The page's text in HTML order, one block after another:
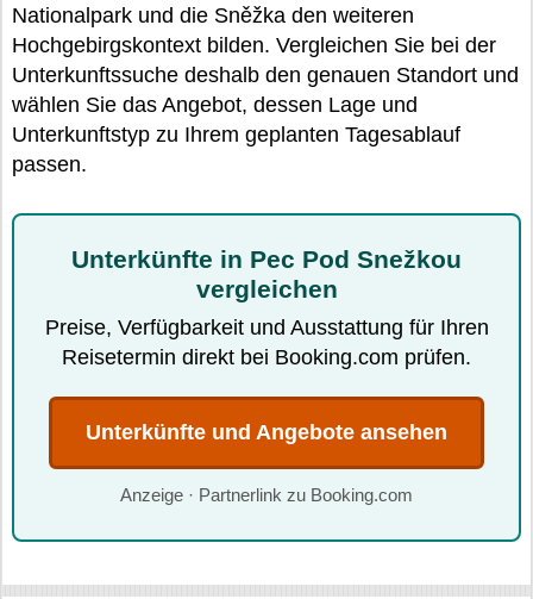
Nationalpark und die Sněžka den weiteren
Hochgebirgskontext bilden. Vergleichen Sie bei der
Unterkunftssuche deshalb den genauen Standort und
wählen Sie das Angebot, dessen Lage und
Unterkunftstyp zu Ihrem geplanten Tagesablauf
passen.
Unterkünfte in Pec Pod Snežkou
vergleichen
Preise, Verfügbarkeit und Ausstattung für Ihren
Reisetermin direkt bei Booking.com prüfen.
Unterkünfte und Angebote ansehen
Anzeige · Partnerlink zu Booking.com